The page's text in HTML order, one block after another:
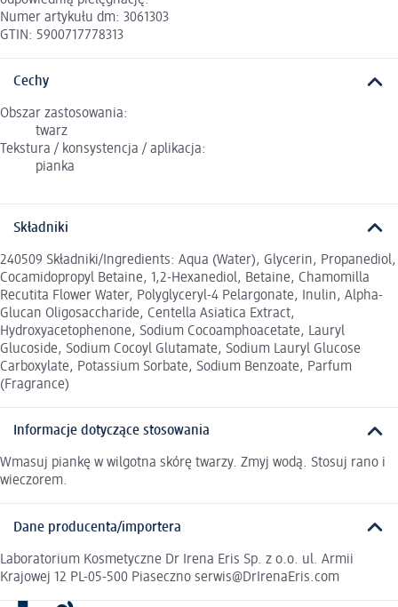
Numer artykułu dm: 3061303
GTIN: 5900717778313
Cechy
Obszar zastosowania:
twarz
Tekstura / konsystencja / aplikacja:
pianka
Składniki
240509 Składniki/Ingredients: Aqua (Water), Glycerin, Propanediol,
Cocamidopropyl Betaine, 1,2-Hexanediol, Betaine, Chamomilla
Recutita Flower Water, Polyglyceryl-4 Pelargonate, Inulin, Alpha-
Glucan Oligosaccharide, Centella Asiatica Extract,
Hydroxyacetophenone, Sodium Cocoamphoacetate, Lauryl
Glucoside, Sodium Cocoyl Glutamate, Sodium Lauryl Glucose
Carboxylate, Potassium Sorbate, Sodium Benzoate, Parfum
(Fragrance)
Informacje dotyczące stosowania
Wmasuj piankę w wilgotna skórę twarzy. Zmyj wodą. Stosuj rano i
wieczorem.
Dane producenta/importera
Laboratorium Kosmetyczne Dr Irena Eris Sp. z o.o. ul. Armii
Krajowej 12 PL-05-500 Piaseczno serwis@DrIrenaEris.com